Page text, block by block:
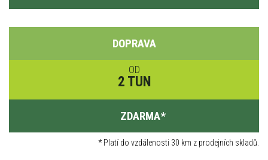
DOPRAVA
OD
2 TUN
ZDARMA*
*Platí do vzdálenosti 30 km z prodejních skladů.